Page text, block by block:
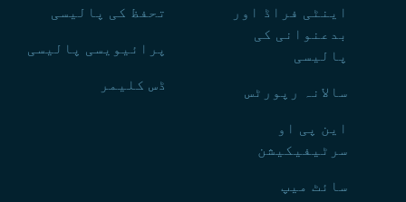
اینٹی فراڈ اور
بدعنوانی کی
پالیسی
سالانہ رپورٹس
این پی او
سرٹیفیکیشن
سائٹ میپ
تحفظ کی پالیسی
پرائیویسی پالیسی
ڈس کلیمر